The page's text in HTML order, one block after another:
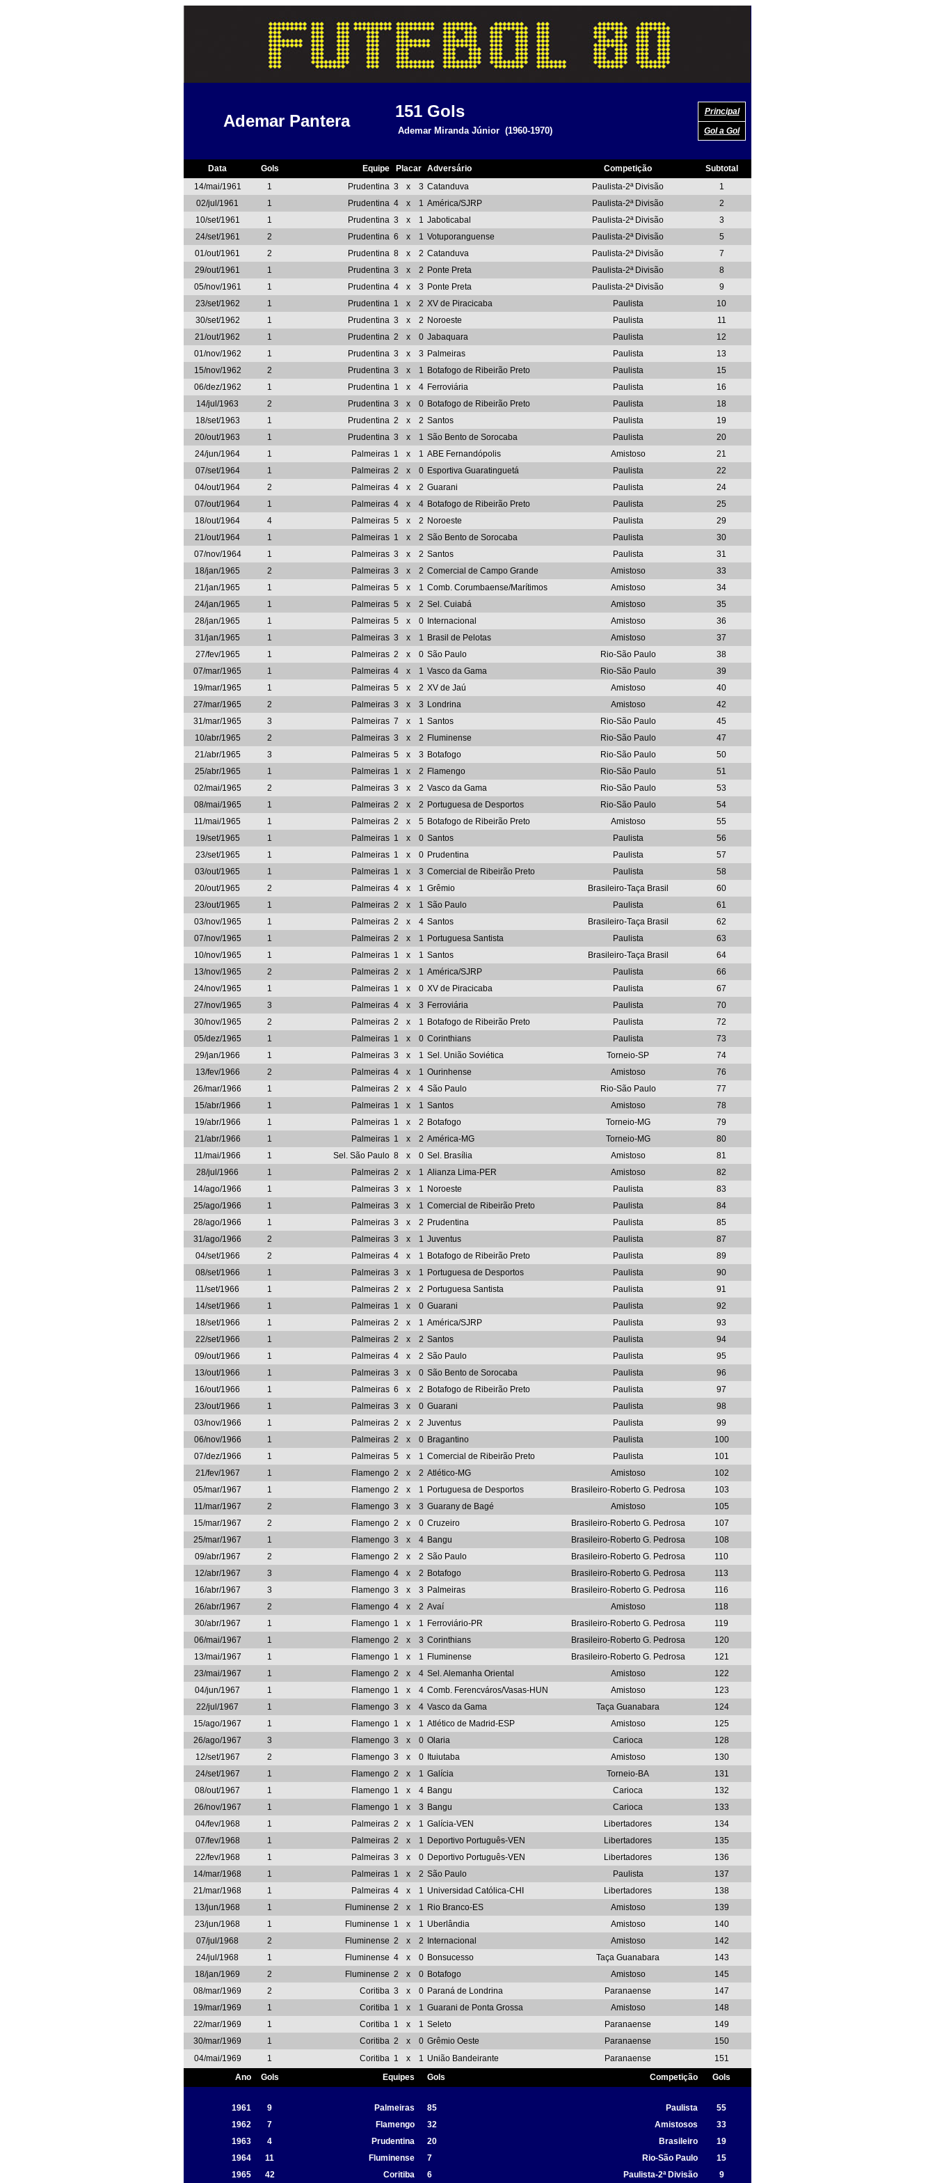
Ademar Pantera
151 Gols Principal
Ademar Miranda Júnior (1960-1970) Gol a Gol
Data Gols Equipe Placar Adversário Competição
Subtotal
14/mai/1961
1 Prudentina 3 x 3 Catanduva Paulista-2ª Divisão
1
02/jul/1961
1 Prudentina 4 x 1 América/SJRP Paulista-2ª Divisão
2
10/set/1961
1 Prudentina 3 x 1 Jaboticabal Paulista-2ª Divisão
3
24/set/1961
2 Prudentina 6 x 1 Votuporanguense Paulista-2ª Divisão
5
01/out/1961
2 Prudentina 8 x 2 Catanduva Paulista-2ª Divisão
7
29/out/1961
1 Prudentina 3 x 2 Ponte Preta Paulista-2ª Divisão
8
05/nov/1961
1 Prudentina 4 x 3 Ponte Preta Paulista-2ª Divisão
9
23/set/1962
1 Prudentina 1 x 2 XV de Piracicaba Paulista
10
30/set/1962
1 Prudentina 3 x 2 Noroeste Paulista
11
21/out/1962
1 Prudentina 2 x 0 Jabaquara Paulista
12
01/nov/1962
1 Prudentina 3 x 3 Palmeiras Paulista
13
15/nov/1962
2 Prudentina 3 x 1 Botafogo de Ribeirão Preto Paulista
15
06/dez/1962
1 Prudentina 1 x 4 Ferroviária Paulista
16
14/jul/1963
2 Prudentina 3 x 0 Botafogo de Ribeirão Preto Paulista
18
18/set/1963
1 Prudentina 2 x 2 Santos Paulista
19
20/out/1963
1 Prudentina 3 x 1 São Bento de Sorocaba Paulista
20
24/jun/1964
1 Palmeiras 1 x 1 ABE Fernandópolis Amistoso
21
07/set/1964
1 Palmeiras 2 x 0 Esportiva Guaratinguetá Paulista
22
04/out/1964
2 Palmeiras 4 x 2 Guarani Paulista
24
07/out/1964
1 Palmeiras 4 x 4 Botafogo de Ribeirão Preto Paulista
25
18/out/1964
4 Palmeiras 5 x 2 Noroeste Paulista
29
21/out/1964
1 Palmeiras 1 x 2 São Bento de Sorocaba Paulista
30
07/nov/1964
1 Palmeiras 3 x 2 Santos Paulista
31
18/jan/1965
2 Palmeiras 3 x 2 Comercial de Campo Grande Amistoso
33
21/jan/1965
1 Palmeiras 5 x 1 Comb. Corumbaense/Marítimos Amistoso
34
24/jan/1965
1 Palmeiras 5 x 2 Sel. Cuiabá Amistoso
35
28/jan/1965
1 Palmeiras 5 x 0 Internacional Amistoso
36
31/jan/1965
1 Palmeiras 3 x 1 Brasil de Pelotas Amistoso
37
27/fev/1965
1 Palmeiras 2 x 0 São Paulo Rio-São Paulo
38
07/mar/1965
1 Palmeiras 4 x 1 Vasco da Gama Rio-São Paulo
39
19/mar/1965
1 Palmeiras 5 x 2 XV de Jaú Amistoso
40
27/mar/1965
2 Palmeiras 3 x 3 Londrina Amistoso
42
31/mar/1965
3 Palmeiras 7 x 1 Santos Rio-São Paulo
45
10/abr/1965
2 Palmeiras 3 x 2 Fluminense Rio-São Paulo
47
21/abr/1965
3 Palmeiras 5 x 3 Botafogo Rio-São Paulo
50
25/abr/1965
1 Palmeiras 1 x 2 Flamengo Rio-São Paulo
51
02/mai/1965
2 Palmeiras 3 x 2 Vasco da Gama Rio-São Paulo
53
08/mai/1965
1 Palmeiras 2 x 2 Portuguesa de Desportos Rio-São Paulo
54
11/mai/1965
1 Palmeiras 2 x 5 Botafogo de Ribeirão Preto Amistoso
55
19/set/1965
1 Palmeiras 1 x 0 Santos Paulista
56
23/set/1965
1 Palmeiras 1 x 0 Prudentina Paulista
57
03/out/1965
1 Palmeiras 1 x 3 Comercial de Ribeirão Preto Paulista
58
20/out/1965
2 Palmeiras 4 x 1 Grêmio Brasileiro-Taça Brasil
60
23/out/1965
1 Palmeiras 2 x 1 São Paulo Paulista
61
03/nov/1965
1 Palmeiras 2 x 4 Santos Brasileiro-Taça Brasil
62
07/nov/1965
1 Palmeiras 2 x 1 Portuguesa Santista Paulista
63
10/nov/1965
1 Palmeiras 1 x 1 Santos Brasileiro-Taça Brasil
64
13/nov/1965
2 Palmeiras 2 x 1 América/SJRP Paulista
66
24/nov/1965
1 Palmeiras 1 x 0 XV de Piracicaba Paulista
67
27/nov/1965
3 Palmeiras 4 x 3 Ferroviária Paulista
70
30/nov/1965
2 Palmeiras 2 x 1 Botafogo de Ribeirão Preto Paulista
72
05/dez/1965
1 Palmeiras 1 x 0 Corinthians Paulista
73
29/jan/1966
1 Palmeiras 3 x 1 Sel. União Soviética Torneio-SP
74
13/fev/1966
2 Palmeiras 4 x 1 Ourinhense Amistoso
76
26/mar/1966
1 Palmeiras 2 x 4 São Paulo Rio-São Paulo
77
15/abr/1966
1 Palmeiras 1 x 1 Santos Amistoso
78
19/abr/1966
1 Palmeiras 1 x 2 Botafogo Torneio-MG
79
21/abr/1966
1 Palmeiras 1 x 2 América-MG Torneio-MG
80
11/mai/1966
1 Sel. São Paulo 8 x 0 Sel. Brasília Amistoso
81
28/jul/1966
1 Palmeiras 2 x 1 Alianza Lima-PER Amistoso
82
14/ago/1966
1 Palmeiras 3 x 1 Noroeste Paulista
83
25/ago/1966
1 Palmeiras 3 x 1 Comercial de Ribeirão Preto Paulista
84
28/ago/1966
1 Palmeiras 3 x 2 Prudentina Paulista
85
31/ago/1966
2 Palmeiras 3 x 1 Juventus Paulista
87
04/set/1966
2 Palmeiras 4 x 1 Botafogo de Ribeirão Preto Paulista
89
08/set/1966
1 Palmeiras 3 x 1 Portuguesa de Desportos Paulista
90
11/set/1966
1 Palmeiras 2 x 2 Portuguesa Santista Paulista
91
14/set/1966
1 Palmeiras 1 x 0 Guarani Paulista
92
18/set/1966
1 Palmeiras 2 x 1 América/SJRP Paulista
93
22/set/1966
1 Palmeiras 2 x 2 Santos Paulista
94
09/out/1966
1 Palmeiras 4 x 2 São Paulo Paulista
95
13/out/1966
1 Palmeiras 3 x 0 São Bento de Sorocaba Paulista
96
16/out/1966
1 Palmeiras 6 x 2 Botafogo de Ribeirão Preto Paulista
97
23/out/1966
1 Palmeiras 3 x 0 Guarani Paulista
98
03/nov/1966
1 Palmeiras 2 x 2 Juventus Paulista
99
06/nov/1966
1 Palmeiras 2 x 0 Bragantino Paulista
100
07/dez/1966
1 Palmeiras 5 x 1 Comercial de Ribeirão Preto Paulista
101
21/fev/1967
1 Flamengo 2 x 2 Atlético-MG Amistoso
102
05/mar/1967
1 Flamengo 2 x 1 Portuguesa de Desportos Brasileiro-Roberto G. Pedrosa
103
11/mar/1967
2 Flamengo 3 x 3 Guarany de Bagé Amistoso
105
15/mar/1967
2 Flamengo 2 x 0 Cruzeiro Brasileiro-Roberto G. Pedrosa
107
25/mar/1967
1 Flamengo 3 x 4 Bangu Brasileiro-Roberto G. Pedrosa
108
09/abr/1967
2 Flamengo 2 x 2 São Paulo Brasileiro-Roberto G. Pedrosa
110
12/abr/1967
3 Flamengo 4 x 2 Botafogo Brasileiro-Roberto G. Pedrosa
113
16/abr/1967
3 Flamengo 3 x 3 Palmeiras Brasileiro-Roberto G. Pedrosa
116
26/abr/1967
2 Flamengo 4 x 2 Avaí Amistoso
118
30/abr/1967
1 Flamengo 1 x 1 Ferroviário-PR Brasileiro-Roberto G. Pedrosa
119
06/mai/1967
1 Flamengo 2 x 3 Corinthians Brasileiro-Roberto G. Pedrosa
120
13/mai/1967
1 Flamengo 1 x 1 Fluminense Brasileiro-Roberto G. Pedrosa
121
23/mai/1967
1 Flamengo 2 x 4 Sel. Alemanha Oriental Amistoso
122
04/jun/1967
1 Flamengo 1 x 4 Comb. Ferencváros/Vasas-HUN Amistoso
123
22/jul/1967
1 Flamengo 3 x 4 Vasco da Gama Taça Guanabara
124
15/ago/1967
1 Flamengo 1 x 1 Atlético de Madrid-ESP Amistoso
125
26/ago/1967
3 Flamengo 3 x 0 Olaria Carioca
128
12/set/1967
2 Flamengo 3 x 0 Ituiutaba Amistoso
130
24/set/1967
1 Flamengo 2 x 1 Galícia Torneio-BA
131
08/out/1967
1 Flamengo 1 x 4 Bangu Carioca
132
26/nov/1967
1 Flamengo 1 x 3 Bangu Carioca
133
04/fev/1968
1 Palmeiras 2 x 1 Galícia-VEN Libertadores
134
07/fev/1968
1 Palmeiras 2 x 1 Deportivo Português-VEN Libertadores
135
22/fev/1968
1 Palmeiras 3 x 0 Deportivo Português-VEN Libertadores
136
14/mar/1968
1 Palmeiras 1 x 2 São Paulo Paulista
137
21/mar/1968
1 Palmeiras 4 x 1 Universidad Católica-CHI Libertadores
138
13/jun/1968
1 Fluminense 2 x 1 Rio Branco-ES Amistoso
139
23/jun/1968
1 Fluminense 1 x 1 Uberlândia Amistoso
140
07/jul/1968
2 Fluminense 2 x 2 Internacional Amistoso
142
24/jul/1968
1 Fluminense 4 x 0 Bonsucesso Taça Guanabara
143
18/jan/1969
2 Fluminense 2 x 0 Botafogo Amistoso
145
08/mar/1969
2 Coritiba 3 x 0 Paraná de Londrina Paranaense
147
19/mar/1969
1 Coritiba 1 x 1 Guarani de Ponta Grossa Amistoso
148
22/mar/1969
1 Coritiba 1 x 1 Seleto Paranaense
149
30/mar/1969
1 Coritiba 2 x 0 Grêmio Oeste Paranaense
150
04/mai/1969
1 Coritiba 1 x 1 União Bandeirante Paranaense
151
Ano
Gols Equipes Gols Competição Gols
1961 9 Palmeiras 85 Paulista
55
1962
7 Flamengo 32 Amistosos
33
1963
4 Prudentina 20 Brasileiro
19
1964
11 Fluminense 7 Rio-São Paulo
15
1965
42 Coritiba 6 Paulista-2ª Divisão 9